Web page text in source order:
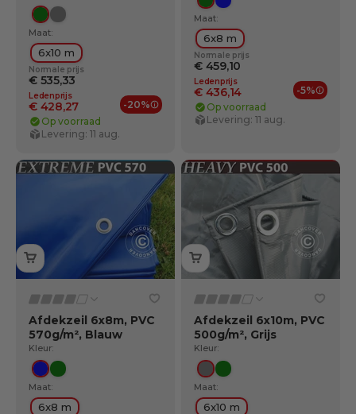
Groente
Grijs
Maat:
6x10 m
Normale prijs
€ 535,33
Ledenprijs
€ 428,27 -20%
Ledenvoordelen
Op voorraad
Levering: 11 aug.
Groente
Blauw
Maat:
6x8 m
Normale prijs
€ 459,10
Ledenprijs
€ 436,14 -5%
Op voorraad
Levering: 11 aug.
Afdekzeil 6x8m, PVC
570g/m², Blauw
Kleur:
BlauwGroente
Maat:
6x8 m
Afdekzeil 6x10m, PVC
500g/m², Grijs
Kleur:
GrijsGroente
Maat:
6x10 m